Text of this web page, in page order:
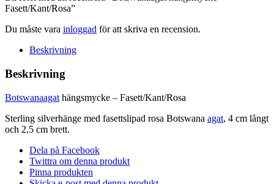
Fasett/Kant/Rosa”
Du måste vara inloggad för att skriva en recension.
Beskrivning
Beskrivning
Botswanaagat hängsmycke – Fasett/Kant/Rosa
Sterling silverhänge med fasettslipad rosa Botswana agat, 4 cm långt
och 2,5 cm brett.
Dela på Facebook
Twittra om denna produkt
Pinna produkten